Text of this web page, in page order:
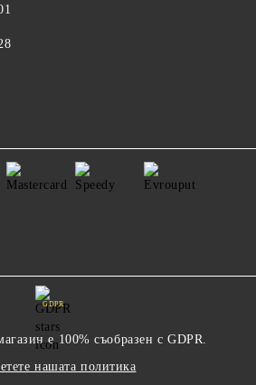
GDPR
е 100% съобразен с GDPR.
нашата политика